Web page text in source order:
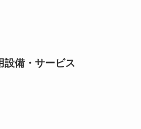
設備・サービス